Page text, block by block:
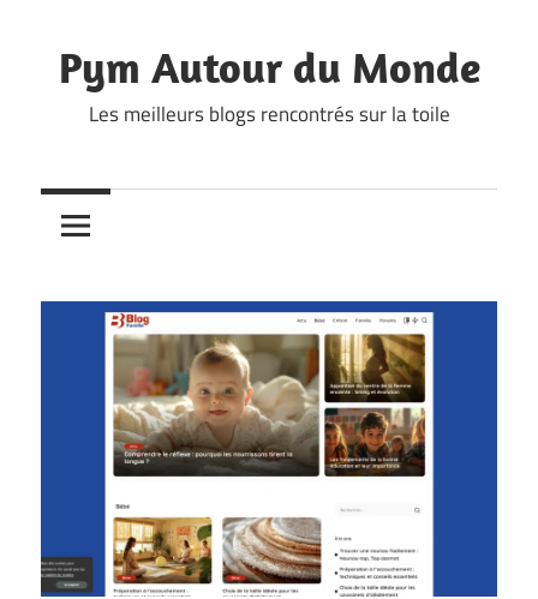
content
Pym Autour du Monde
Les meilleurs blogs rencontrés sur la toile